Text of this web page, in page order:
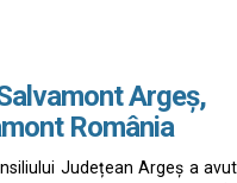
Argeș,
România
Județean Argeș a avut